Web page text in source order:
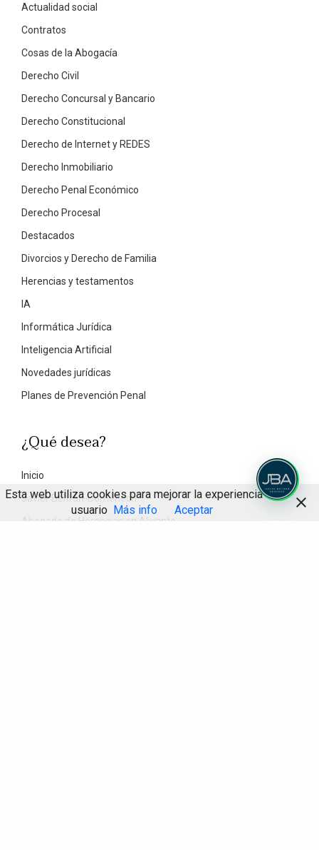
Actualidad social
Contratos
Cosas de la Abogacía
Derecho Civil
Derecho Concursal y Bancario
Derecho Constitucional
Derecho de Internet y REDES
Derecho Inmobiliario
Derecho Penal Económico
Derecho Procesal
Destacados
Divorcios y Derecho de Familia
Herencias y testamentos
IA
Informática Jurídica
Inteligencia Artificial
Novedades jurídicas
Planes de Prevención Penal
¿Qué desea?
Inicio
Javier Beltrán-Domenech
Abogado de Herencias en Alicante
Esta web utiliza cookies para mejorar la experiencia de
usuario Más info Aceptar